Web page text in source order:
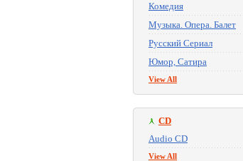
Комедия
Музыка. Опера. Балет
Русский Сериал
Юмор, Сатира
View All
CD
Audio CD
View All